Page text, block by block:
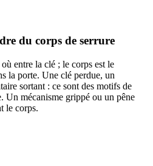
du corps de serrure
entre la clé ; le corps est le
la porte. Une clé perdue, un
sortant : ce sont des motifs de
Un mécanisme grippé ou un pêne
le corps.